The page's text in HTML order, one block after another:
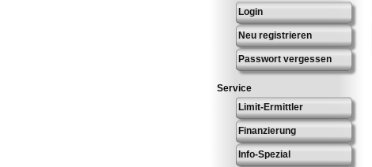
Login
Neu registrieren
Passwort vergessen
Service
Limit-Ermittler
Finanzierung
Info-Spezial